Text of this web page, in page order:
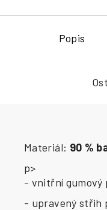
Popis
Materiál: 90 %
p>
- vnitřní gumový
- upravený střih